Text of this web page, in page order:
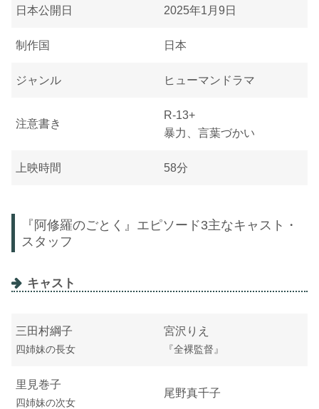
日本公開日 2025年1月9日
制作国 日本
ジャンル ヒューマンドラマ
注意書き
R-13+
暴力、言葉づかい
上映時間 58分
『阿修羅のごとく』エピソード3主なキャスト・
スタッフ
キャスト
三田村綱子
四姉妹の長女
宮沢りえ
『全裸監督』
里見巻子
四姉妹の次女
尾野真千子